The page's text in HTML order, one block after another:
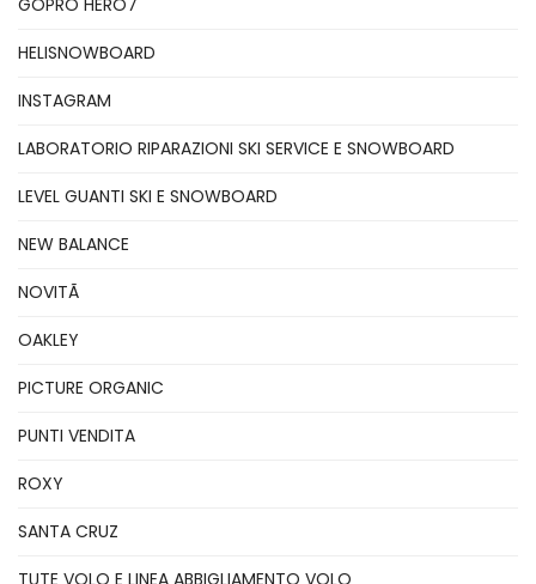
GOPRO HERO7
HELISNOWBOARD
INSTAGRAM
LABORATORIO RIPARAZIONI SKI SERVICE E SNOWBOARD
LEVEL GUANTI SKI E SNOWBOARD
NEW BALANCE
NOVITÃ
OAKLEY
PICTURE ORGANIC
PUNTI VENDITA
ROXY
SANTA CRUZ
TUTE VOLO E LINEA ABBIGLIAMENTO VOLO